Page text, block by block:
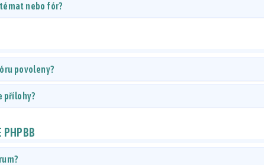
nebo fór?
povoleny?
přílohy?